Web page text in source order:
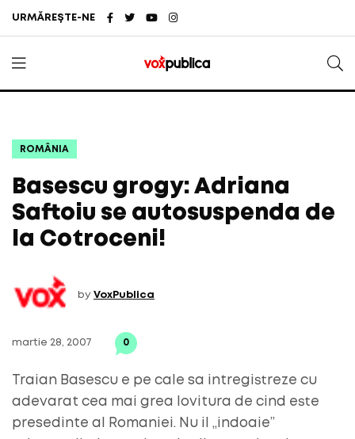
URMĂREȘTE-NE
ROMÂNIA
Basescu grogy: Adriana
Saftoiu se autosuspenda de
la Cotroceni!
by VoxPublica
martie 28, 2007 0
Traian Basescu e pe cale sa intregistreze cu
adevarat cea mai grea lovitura de cind este
presedinte al Romaniei. Nu il „indoaie”